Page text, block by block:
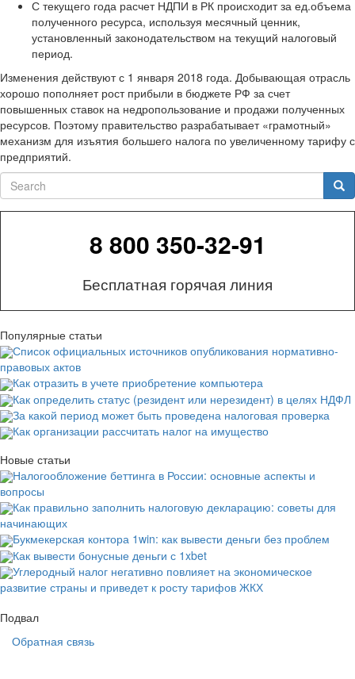
С текущего года расчет НДПИ в РК происходит за ед.объема
полученного ресурса, используя месячный ценник,
установленный законодательством на текущий налоговый
период.
Изменения действуют с 1 января 2018 года. Добывающая отрасль
хорошо пополняет рост прибыли в бюджете РФ за счет
повышенных ставок на недропользование и продажи полученных
ресурсов. Поэтому правительство разрабатывает «грамотный»
механизм для изъятия большего налога по увеличенному тарифу с
предприятий.
Search
8 800 350-32-91
Бесплатная горячая линия
Популярные статьи
Список официальных источников опубликования нормативно-
правовых актов
Как отразить в учете приобретение компьютера
Как определить статус (резидент или нерезидент) в целях НДФЛ
За какой период может быть проведена налоговая проверка
Как организации рассчитать налог на имущество
Новые статьи
Налогообложение беттинга в России: основные аспекты и
вопросы
Как правильно заполнить налоговую декларацию: советы для
начинающих
Букмекерская контора 1win: как вывести деньги без проблем
Как вывести бонусные деньги с 1xbet
Углеродный налог негативно повлияет на экономическое
развитие страны и приведет к росту тарифов ЖКХ
Подвал
Обратная связь